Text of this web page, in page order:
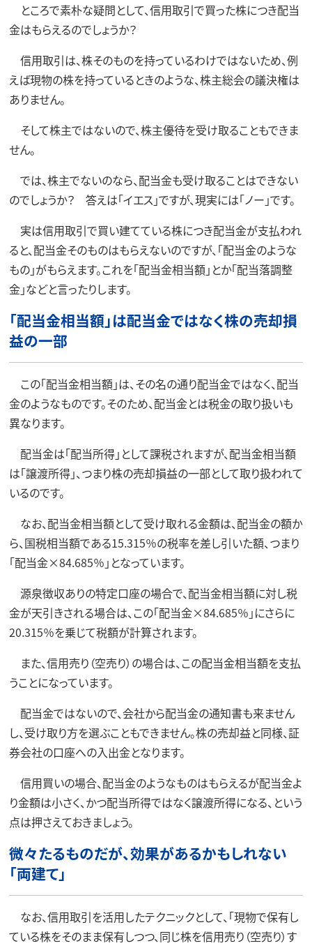
ところで素朴な疑問として、信用取引で買った株につき配当
金はもらえるのでしょうか？
信用取引は、株そのものを持っているわけではないため、例
えば現物の株を持っているときのような、株主総会の議決権は
ありません。
そして株主ではないので、株主優待を受け取ることもできま
せん。
では、株主でないのなら、配当金も受け取ることはできない
のでしょうか？ 答えは「イエス」ですが、現実には「ノー」です。
実は信用取引で買い建てている株につき配当金が支払われ
ると、配当金そのものはもらえないのですが、「配当金のような
もの」がもらえます。これを「配当金相当額」とか「配当落調整
金」などと言ったりします。
「配当金相当額」は配当金ではなく株の売却損
益の一部
この「配当金相当額」は、その名の通り配当金ではなく、配当
金のようなものです。そのため、配当金とは税金の取り扱いも
異なります。
配当金は「配当所得」として課税されますが、配当金相当額
は「譲渡所得」、つまり株の売却損益の一部として取り扱われて
いるのです。
なお、配当金相当額として受け取れる金額は、配当金の額か
ら、国税相当額である15.315％の税率を差し引いた額、つまり
「配当金×84.685％」となっています。
源泉徴収ありの特定口座の場合で、配当金相当額に対し税
金が天引きされる場合は、この「配当金×84.685％」にさらに
20.315％を乗じて税額が計算されます。
また、信用売り（空売り）の場合は、この配当金相当額を支払
うことになっています。
配当金ではないので、会社から配当金の通知書も来ません
し、受け取り方を選ぶこともできません。株の売却益と同様、証
券会社の口座への入出金となります。
信用買いの場合、配当金のようなものはもらえるが配当金よ
り金額は小さく、かつ配当所得ではなく譲渡所得になる、という
点は押さえておきましょう。
微々たるものだが、効果があるかもしれない
「両建て」
なお、信用取引を活用したテクニックとして、「現物で保有し
ている株をそのまま保有しつつ、同じ株を信用売り（空売り）す